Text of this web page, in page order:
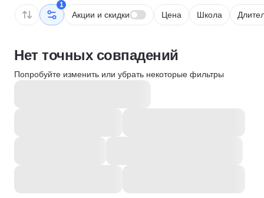
1
Акции и скидки Цена Школа
Нет точных совпадений
Попробуйте изменить или убрать некоторые фильтры